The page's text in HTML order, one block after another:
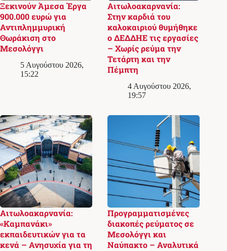
Ξεκινούν Άμεσα Έργα
900.000 ευρώ για
Αντιπλημμυρική
Θωράκιση στο
Μεσολόγγι
5 Αυγούστου 2026,
15:22
Αιτωλοακαρνανία:
Στην καρδιά του
καλοκαιριού θυμήθηκε
ο ΔΕΔΔΗΕ τις εργασίες
– Χωρίς ρεύμα την
Τετάρτη και την
Πέμπτη
4 Αυγούστου 2026,
19:57
Αιτωλοακαρνανία:
«Καμπανάκι»
εκπαιδευτικών για τα
κενά – Ανησυχία για τη
Προγραμματισμένες
διακοπές ρεύματος σε
Μεσολόγγι και
Ναύπακτο – Αναλυτικά